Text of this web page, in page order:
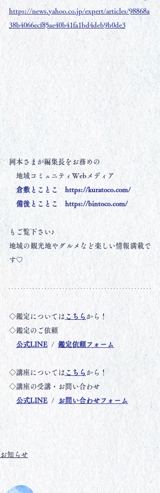
https://news.yahoo.co.jp/expert/articles/98868a
38b4066ecf85ae40b41fa1bd4deb9b0de3
岡本さまが編集長をお務めの
地域コミュニティWebメディア
倉敷とことこ
https://kuratoco.com/
備後とことこ
https://bintoco.com/
もご覧下さい♪
地域の観光地やグルメなど楽しい情報満載で
す♡
◇鑑定については こちら から！
◇鑑定のご依頼
公式LINE
  /
鑑定依頼フォーム
◇講座については こちら から！
◇講座の受講・お問い合わせ
公式LINE
  /
お問い合わせ フォーム
お知らせ